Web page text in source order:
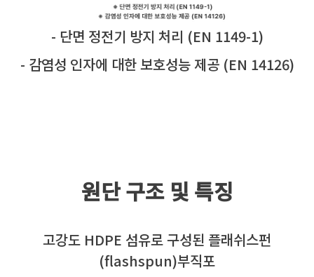
- 단면 정전기 방지 처리 (EN 1149-1)
- 감염성 인자에 대한 보호성능 제공 (EN 14126)
원단 구조 및 특징
고강도 HDPE 섬유로 구성된 플래쉬스펀
(flashspun)부직포